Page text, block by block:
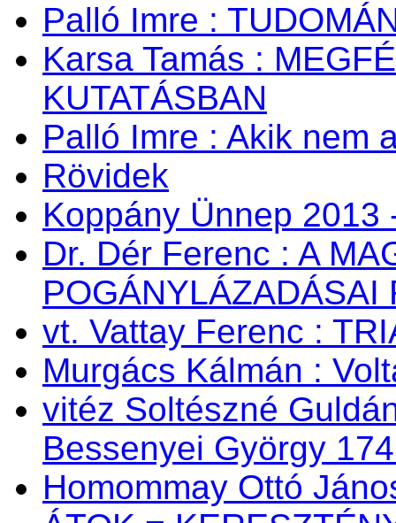
Palló Imre :
Karsa Tamás :
KUTATÁSBAN
Palló Imre : Akik nem
Rövidek
Koppány Ünnep
Dr. Dér Ferenc : A
POGÁNYLÁZADÁSAI
vt. Vattay Ferenc :
Murgács Kálmán :
vitéz Soltészné
Bessenyei György
Homommay Ottó